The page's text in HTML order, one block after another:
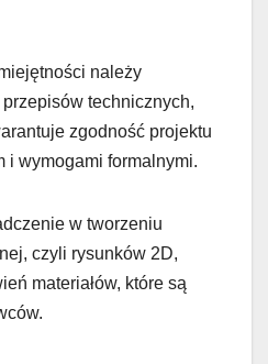
należy
technicznych,
zgodność projektu
i wymogami formalnymi.
w tworzeniu
czyli rysunków 2D,
materiałów, które są